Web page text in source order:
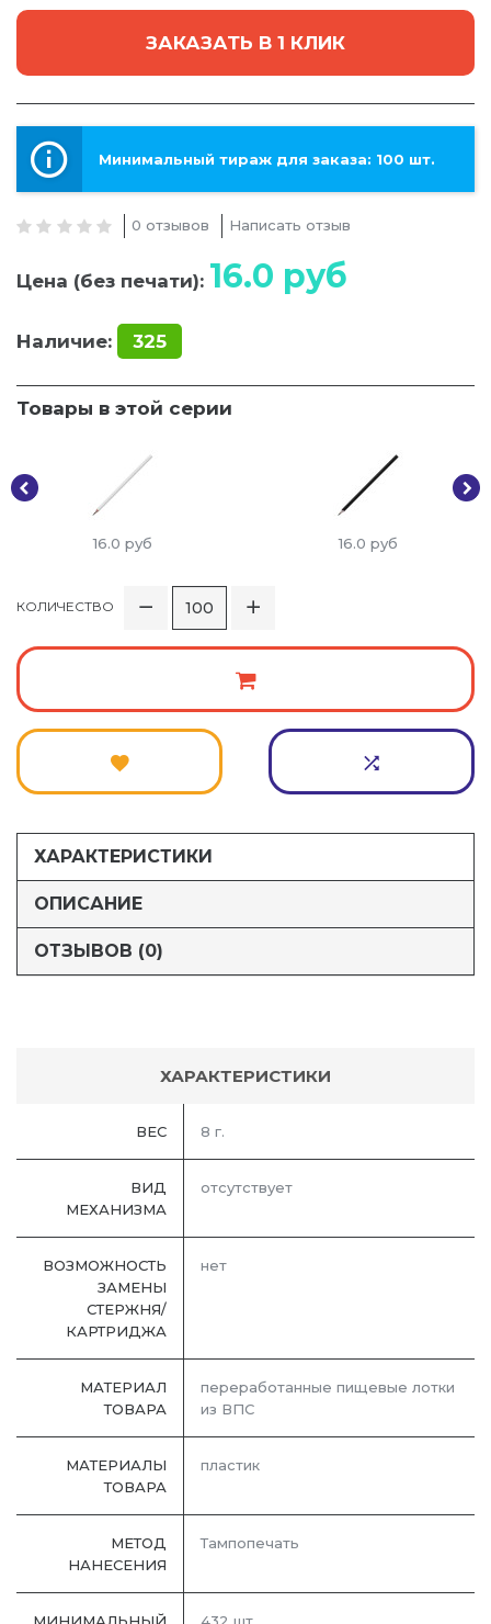
ЗАКАЗАТЬ В 1 КЛИК
Минимальный тираж для заказа: 100 шт.
0 отзывов Написать отзыв
Цена (без печати): 16.0 руб
Наличие: 325
Товары в этой серии
16.0 руб 16.0 руб
КОЛИЧЕСТВО
ХАРАКТЕРИСТИКИ
ОПИСАНИЕ
ОТЗЫВОВ (0)
ХАРАКТЕРИСТИКИ
ВЕС 8 г.
ВИД
МЕХАНИЗМА
отсутствует
ВОЗМОЖНОСТЬ
ЗАМЕНЫ
СТЕРЖНЯ/
КАРТРИДЖА
нет
МАТЕРИАЛ
ТОВАРА
переработанные пищевые лотки
из ВПС
МАТЕРИАЛЫ
ТОВАРА
пластик
МЕТОД
НАНЕСЕНИЯ
Тампопечать